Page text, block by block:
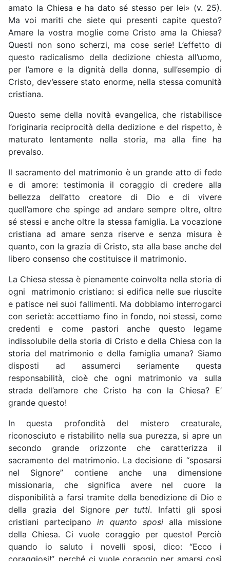
amato la Chiesa e ha dato sé stesso per lei» (v. 25).
Ma voi mariti che siete qui presenti capite questo?
Amare la vostra moglie come Cristo ama la Chiesa?
Questi non sono scherzi, ma cose serie! L’effetto di
questo radicalismo della dedizione chiesta all’uomo,
per l’amore e la dignità della donna, sull’esempio di
Cristo, dev’essere stato enorme, nella stessa comunità
cristiana.
Questo seme della novità evangelica, che ristabilisce
l’originaria reciprocità della dedizione e del rispetto, è
maturato lentamente nella storia, ma alla fine ha
prevalso.
Il sacramento del matrimonio è un grande atto di fede
e di amore: testimonia il coraggio di credere alla
bellezza dell’atto creatore di Dio e di vivere
quell’amore che spinge ad andare sempre oltre, oltre
sé stessi e anche oltre la stessa famiglia. La vocazione
cristiana ad amare senza riserve e senza misura è
quanto, con la grazia di Cristo, sta alla base anche del
libero consenso che costituisce il matrimonio.
La Chiesa stessa è pienamente coinvolta nella storia di
ogni matrimonio cristiano: si edifica nelle sue riuscite
e patisce nei suoi fallimenti. Ma dobbiamo interrogarci
con serietà: accettiamo fino in fondo, noi stessi, come
credenti e come pastori anche questo legame
indissolubile della storia di Cristo e della Chiesa con la
storia del matrimonio e della famiglia umana? Siamo
disposti ad assumerci seriamente questa
responsabilità, cioè che ogni matrimonio va sulla
strada dell’amore che Cristo ha con la Chiesa? E’
grande questo!
In questa profondità del mistero creaturale,
riconosciuto e ristabilito nella sua purezza, si apre un
secondo grande orizzonte che caratterizza il
sacramento del matrimonio. La decisione di “sposarsi
nel Signore” contiene anche una dimensione
missionaria, che significa avere nel cuore la
disponibilità a farsi tramite della benedizione di Dio e
della grazia del Signore per tutti. Infatti gli sposi
cristiani partecipanoin quanto sposialla missione
della Chiesa. Ci vuole coraggio per questo! Perciò
quando io saluto i novelli sposi, dico: “Ecco i
coraggiosi!”, perché ci vuole coraggio per amarsi così